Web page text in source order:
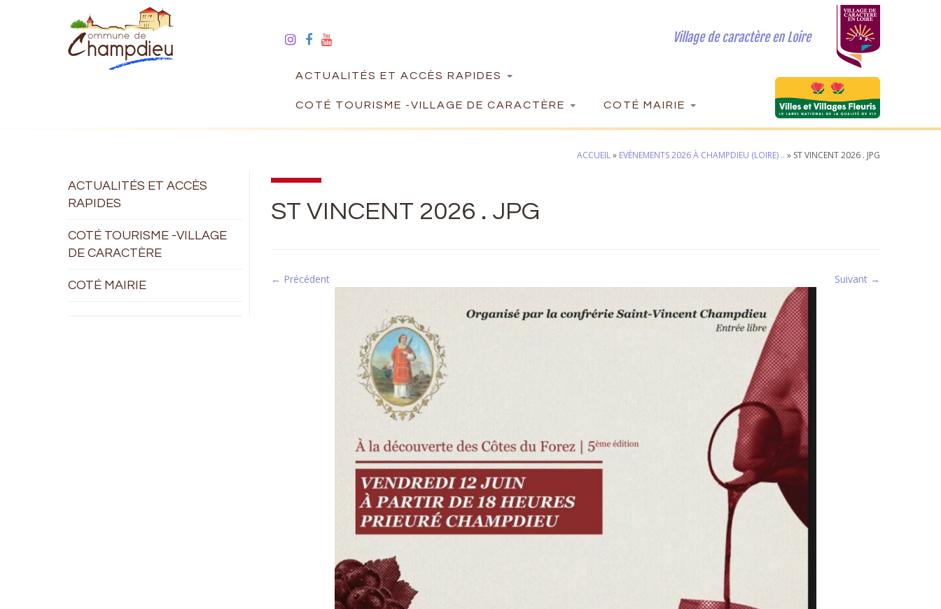
Village de caractère en Loire
ACTUALITÉS ET ACCÈS RAPIDES
COTÉ TOURISME -VILLAGE DE CARACTÈRE COTÉ MAIRIE
ACCUEIL» EVÈNEMENTS 2026 À CHAMPDIEU (LOIRE) .. » ST VINCENT 2026 . JPG
ACTUALITÉS ET ACCÈS
RAPIDES
COTÉ TOURISME -VILLAGE
DE CARACTÈRE
COTÉ MAIRIE
ST VINCENT 2026 . JPG
← Précédent Suivant →